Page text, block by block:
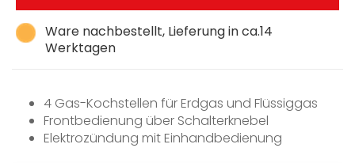
Ware nachbestellt, Lieferung in ca.14
Werktagen
4 Gas-Kochstellen für Erdgas und Flüssiggas
Frontbedienung über Schalterknebel
Elektrozündung mit Einhandbedienung